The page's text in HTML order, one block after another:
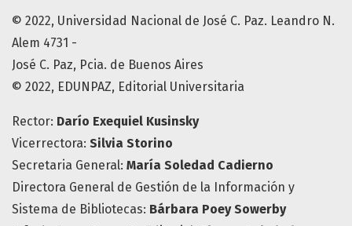
© 2022, Universidad Nacional de José C. Paz. Leandro N.
Alem 4731 -
José C. Paz, Pcia. de Buenos Aires
© 2022, EDUNPAZ, Editorial Universitaria
Rector: Darío Exequiel Kusinsky
Vicerrectora: Silvia Storino
Secretaria General: María Soledad Cadierno
Directora General de Gestión de la Información y
Sistema de Bibliotecas: Bárbara Poey Sowerby